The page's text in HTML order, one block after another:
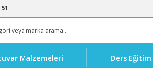
Malzemeleri Ders Eğitim